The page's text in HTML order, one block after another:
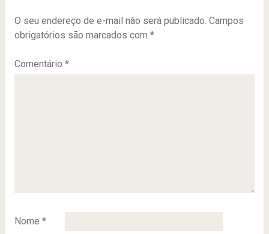
O seu endereço de e-mail não será publicado. Campos
obrigatórios são marcados com *
Comentário *
Nome *